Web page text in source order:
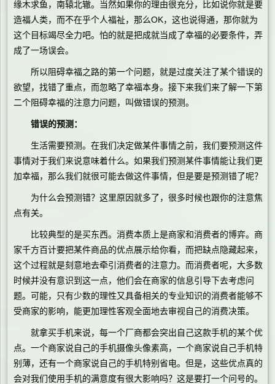
缘木求鱼，南辕北辙。当然如果你的理由很充分，比如说你就是要
造福人类，而不在乎个人福祉，那么OK，这也说得通，那你就为
这个目标竭尽全力吧。怕的就是把成就当成了幸福的必要条件，弄
成了一场误会。
所以阻碍幸福之路的第一个问题，就是过度关注了某个错误的
欲望，找错了重点，而忽略了幸福本身。接下来我们来了解一下第
二个阻碍幸福的注意力问题，叫做错误的预测。
错误的预测：
生活需要预测。在我们决定做某件事情之前，我们要预测这件
事情对于我们来说意味着什么。如果我们预测某件事情能让我们更
加幸福，那么我们就很可能去做这件事情，但是要是预测错了呢？
为什么会预测错？这里原因就多了，很多时候也跟你的注意焦
点有关。
比较典型的是买东西。消费本质上是商家和消费者的博弈。商
家千方百计要把某件商品的优点展示给你看，而把缺点隐藏起来，
这个过程就是刻意地去牵引消费者的注意力。而消费者呢，大多数
时候并没有意识到这一点，他们会在商家的信息引导下去考虑问
题。可能，只有少数的理性又具备相关的专业知识的消费者能够不
受商家的影响，能更加理性客观全面地去审视自己的消费决策。
就拿买手机来说，每一个厂商都会突出自己这款手机的某个优
点。一个商家说自己的手机摄像头像素高，一个商家说自己手机特
别薄，还有一个商家说自己的手机特别省电。但是，这些优点真的
会对我们使用手机的满意度有很大影响吗？这是要打一个问号的。